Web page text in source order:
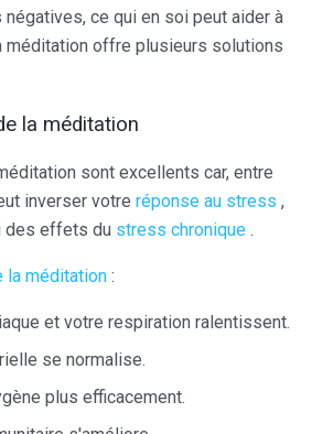
ce qui en soi peut aider à
méditation offre plusieurs solutions
la méditation
sont excellents car, entre
inverser votre réponse au stress ,
des effets du stress chronique .
la méditation :
et votre respiration ralentissent.
se normalise.
plus efficacement.